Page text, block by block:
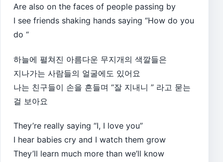
Are also on the faces of people passing by
I see friends shaking hands saying “How do you
do “
하늘에 펼쳐진 아름다운 무지개의 색깔들은
지나가는 사람들의 얼굴에도 있어요
나는 친구들이 손을 흔들며 “잘 지내니 ” 라고 묻는
걸 보아요
They’re really saying “I, I love you”
I hear babies cry and I watch them grow
They’ll learn much more than we’ll know